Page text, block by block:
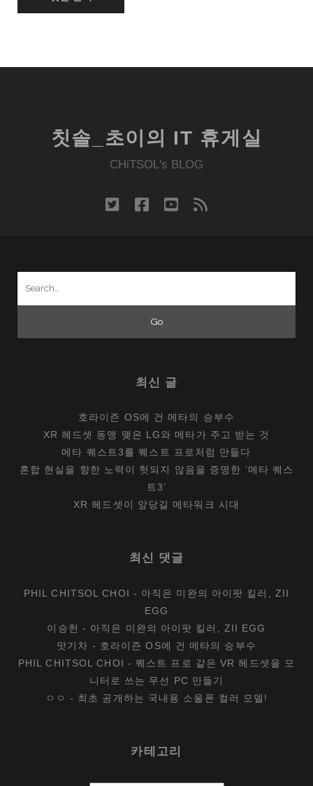
칫솔_초이의 IT 휴게실
CHiTSOL's BLOG
twitterfacebook
youtube
rss
최신 글
호라이즌 OS에 건 메타의 승부수
XR 헤드셋 동맹 맺은 LG와 메타가 주고 받는 것
메타 퀘스트3를 퀘스트 프로처럼 만들다
혼합 현실을 향한 노력이 헛되지 않음을 증명한 ‘메타 퀘스
트3’
XR 헤드셋이 앞당길 메타워크 시대
최신 댓글
PHIL CHITSOL CHOI - 아직은 미완의 아이팟 킬러, ZII
EGG
이승헌 - 아직은 미완의 아이팟 킬러, ZII EGG
맛기차 - 호라이즌 OS에 건 메타의 승부수
PHIL CHITSOL CHOI -퀘스트 프로 같은 VR 헤드셋을 모
니터로 쓰는 무선 PC 만들기
ㅇㅇ - 최초 공개하는 국내용 소울폰 컬러 모델!
카테고리